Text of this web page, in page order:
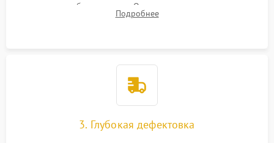
вспышки для безопасности. Очистка внутренних узлов от
пыли, песка и следов влаги с помощью спецсредств.
Подробнее
3. Глубокая дефектовка